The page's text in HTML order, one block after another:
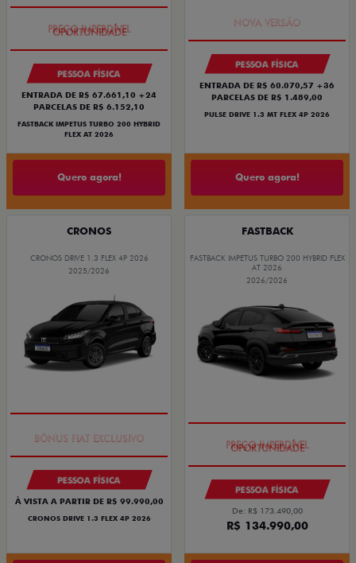
PESSOA FÍSICA
ENTRADA DE R$ 67.661,10 +24
PARCELAS DE R$ 6.152,10
FASTBACK IMPETUS TURBO 200 HYBRID
FLEX AT 2026
Quero agora!
PESSOA FÍSICA
ENTRADA DE R$ 60.070,57 +36
PARCELAS DE R$ 1.489,00
PULSE DRIVE 1.3 MT FLEX 4P 2026
Quero agora!
CRONOS
CRONOS DRIVE 1.3 FLEX 4P 2026
2025/2026
PESSOA FÍSICA
À VISTA A PARTIR DE R$ 99.990,00
CRONOS DRIVE 1.3 FLEX 4P 2026
FASTBACK
FASTBACK IMPETUS TURBO 200 HYBRID FLEX
AT 2026
2026/2026
PESSOA FÍSICA
De: R$ 173.490,00
R$ 134.990,00